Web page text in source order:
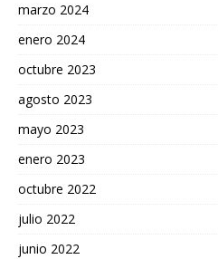
marzo 2024
enero 2024
octubre 2023
agosto 2023
mayo 2023
enero 2023
octubre 2022
julio 2022
junio 2022